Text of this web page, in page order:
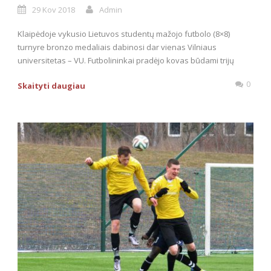
29 Kov 2018 Admin
Klaipėdoje vykusio Lietuvos studentų mažojo futbolo (8×8)
turnyre bronzo medaliais dabinosi dar vienas Vilniaus
universitetas – VU. Futbolininkai pradėjo kovas būdami trijų
Skaityti daugiau 0